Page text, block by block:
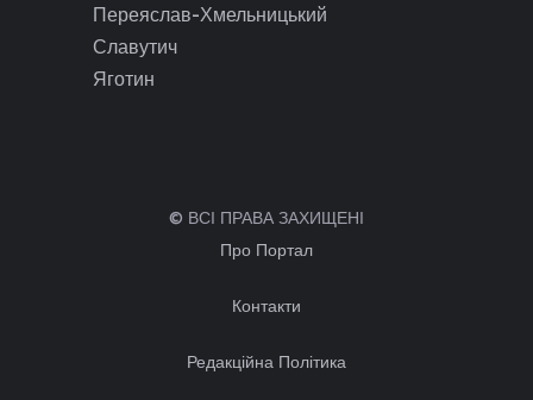
Переяслав-Хмельницький
Славутич
Яготин
© ВСІ ПРАВА ЗАХИЩЕНІ
Про Портал
Контакти
Редакційна Політика